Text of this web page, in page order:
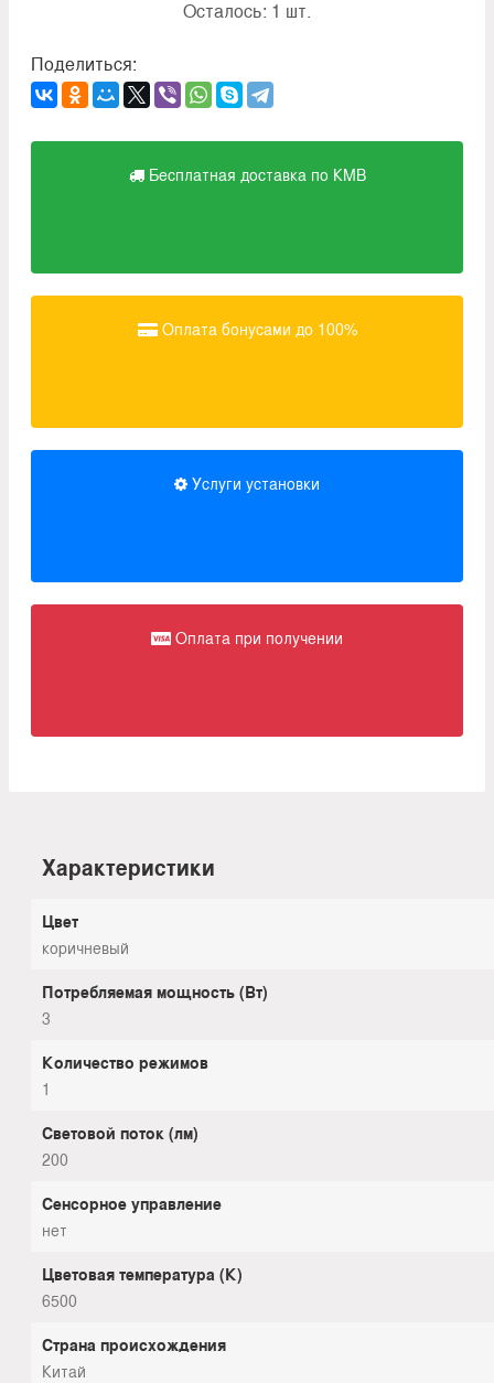
Осталось: 1 шт.
Поделиться:
Бесплатная доставка по КМВ
Оплата бонусами до 100%
Услуги установки
Оплата при получении
Характеристики
Цвет
коричневый
Потребляемая мощность (Вт)
3
Количество режимов
1
Световой поток (лм)
200
Сенсорное управление
нет
Цветовая температура (К)
6500
Страна происхождения
Китай